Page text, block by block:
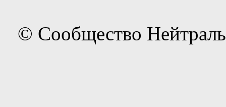
© Сообщество